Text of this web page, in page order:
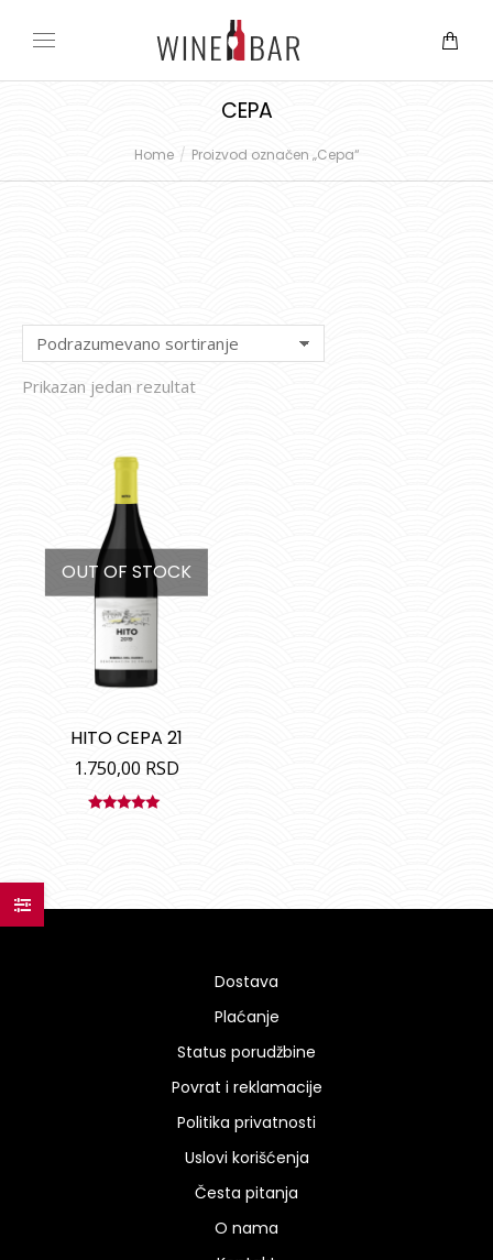
CEPA
Home Proizvod označen „Cepa“
Prikazan jedan rezultat
OUT OF STOCK
HITO CEPA 21
1.750,00 RSD
Dostava
Plaćanje
Status porudžbine
Povrat i reklamacije
Politika privatnosti
Uslovi korišćenja
Česta pitanja
O nama